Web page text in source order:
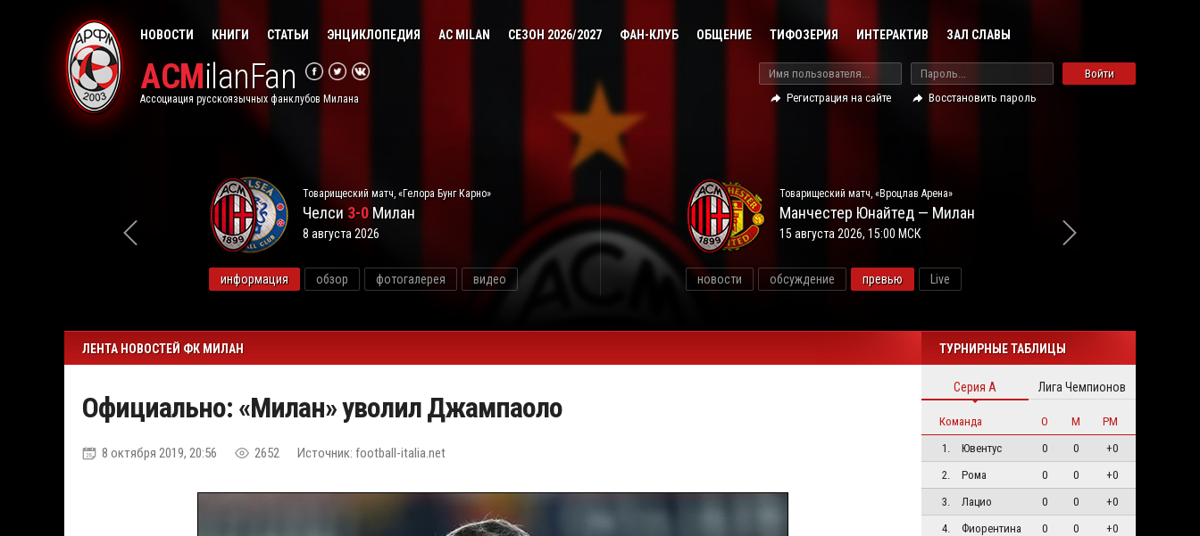
НОВОСТИ КНИГИ СТАТЬИ ЭНЦИКЛОПЕДИЯ AC MILAN СЕЗОН 2026/2027 ФАН-КЛУБ ОБЩЕНИЕ ТИФОЗЕРИЯ ИНТЕРАКТИВ ЗАЛ СЛАВЫ
ACMilanFan
Ассоциация русскоязычных фанклубов Милана
Войти
Регистрация на сайте
Восстановить пароль
Товарищеский матч, «Гелора Бунг Карно»
Челси 3-0 Милан
8 августа 2026
информация обзор фотогалерея видео
Товарищеский матч, «Вроцлав Арена»
Манчестер Юнайтед — Милан
15 августа 2026, 15:00 МСК
новости обсуждение превью Live
ЛЕНТА НОВОСТЕЙ ФК МИЛАН
Официально: «Милан» уволил Джампаоло
8 октября 2019, 20:56 2652 Источник: football-italia.net
ТУРНИРНЫЕ ТАБЛИЦЫ
Серия А Лига Чемпионов
Команда О М
РМ
1.
Ювентус 0 0
+0
2.
Рома 0 0
+0
3.
Лацио 0 0
+0
4.
Фиорентина 0 0
+0